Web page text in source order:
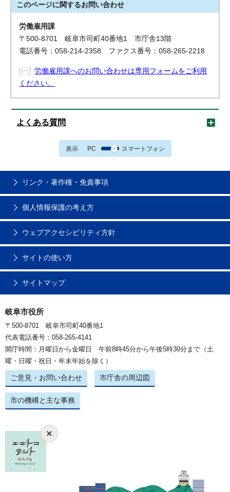
このページに関するお問い合わせ
労働雇用課
〒500-8701 岐阜市司町40番地1 市庁舎13階
電話番号：058-214-2358 ファクス番号：058-265-2218
労働雇用課へのお問い合わせは専用フォームをご利用
ください。
よくある質問
表示 PC スマートフォン
リンク・著作権・免責事項
個人情報保護の考え方
ウェブアクセシビリティ方針
サイトの使い方
サイトマップ
岐阜市役所
〒500-8701 岐阜市司町40番地1
代表電話番号：058-265-4141
開庁時間：月曜日から金曜日 午前8時45分から午後5時30分まで（土
曜・日曜・祝日・年末年始を除く）
ご意見・お問い合わせ 市庁舎の周辺図
市の機構と主な事務